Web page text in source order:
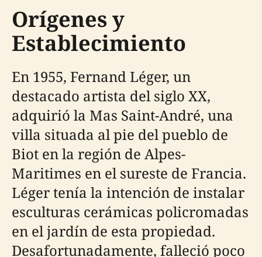
Orígenes y
Establecimiento
En 1955, Fernand Léger, un
destacado artista del siglo XX,
adquirió la Mas Saint-André, una
villa situada al pie del pueblo de
Biot en la región de Alpes-
Maritimes en el sureste de Francia.
Léger tenía la intención de instalar
esculturas cerámicas policromadas
en el jardín de esta propiedad.
Desafortunadamente, falleció poco